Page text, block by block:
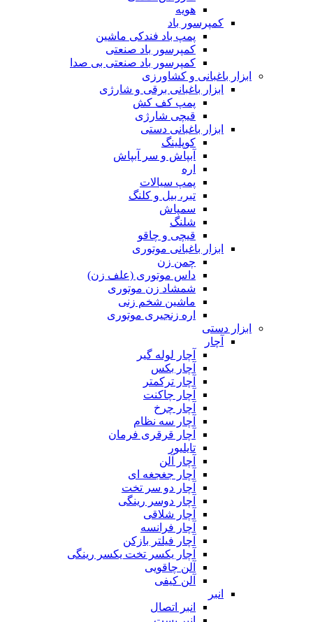
هویه
کمپرسور باد
پمپ باد فندکی ماشین
کمپرسور باد صنعتی
کمپرسور باد صنعتی بی صدا
ابزار باغبانی و کشاورزی
ابزار باغبانی برقی و شارژی
پمپ کف کش
قیچی شارژی
ابزار باغبانی دستی
کوپلینگ
آبپاش و سر آبپاش
اره
پمپ سیالات
تبر، بیل و کلنگ
سمپاش
شلنگ
قیچی و چاقو
ابزار باغبانی موتوری
چمن زن
داس موتوری (علف زن)
شمشاد زن موتوری
ماشین شخم زنی
اره زنجیری موتوری
ابزار دستی
آچار
آچار لوله گیر
آچار بکس
آچار ترکمتر
آچار چاکنت
آچار چرخ
آچار سه نظام
آچار قرقری فرمان
تایلیور
آچار آلن
آچار جغجغه ای
آچار دو سر تخت
آچار دوسر رینگی
آچار شلاقی
آچار فرانسه
آچار فیلتر بازکن
آچار یکسر تخت یکسر رینگی
آلن چاقویی
آلن کیفی
انبر
انبر اتصال